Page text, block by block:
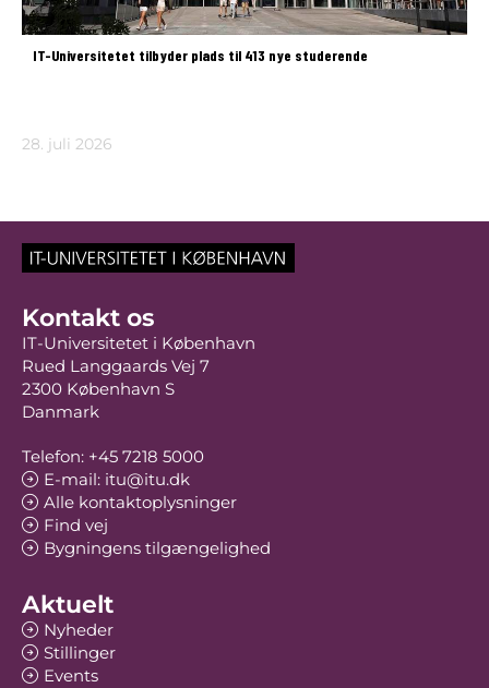
IT-Universitetet tilbyder plads til 413 nye studerende
28. juli 2026
Kontakt os
IT-Universitetet i København
Rued Langgaards Vej 7
2300 København S
Danmark
Telefon: +45 7218 5000
E-mail: itu@itu.dk
Alle kontaktoplysninger
Find vej
Bygningens tilgængelighed
Aktuelt
Nyheder
Stillinger
Events